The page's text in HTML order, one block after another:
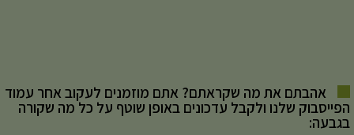
אהבתם את מה שקראתם? אתם מוזמנים לעקוב אחר עמוד
הפייסבוק שלנו ולקבל עדכונים באופן שוטף על כל מה שקורה
בגבעה: